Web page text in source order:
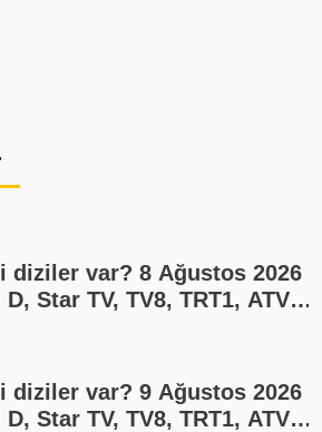
diziler var? 8 Ağustos 2026
Star TV, TV8, TRT1, ATV
diziler var? 9 Ağustos 2026
Star TV, TV8, TRT1, ATV